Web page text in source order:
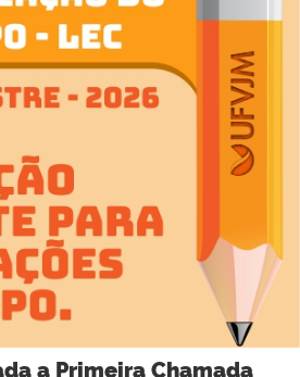
a Primeira Chamada